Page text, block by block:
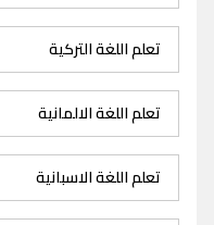
تعلم اللغة التركية
تعلم اللغة الالمانية
تعلم اللغة الاسبانية